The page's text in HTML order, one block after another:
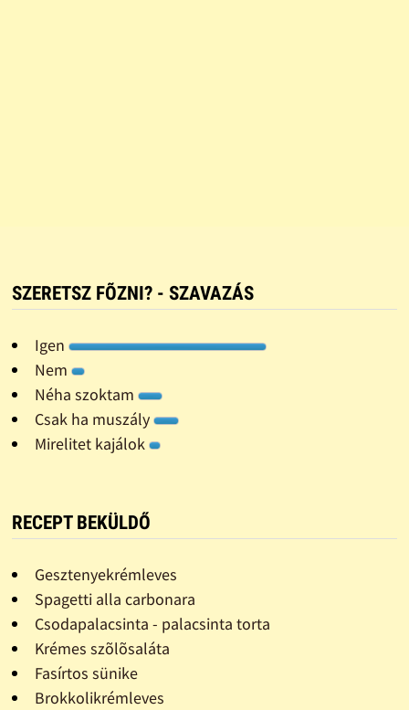
SZERETSZ FÕZNI? - SZAVAZÁS
Igen
Nem
Néha szoktam
Csak ha muszály
Mirelitet kajálok
RECEPT BEKÜLDŐ
Gesztenyekrémleves
Spagetti alla carbonara
Csodapalacsinta - palacsinta torta
Krémes szõlõsaláta
Fasírtos sünike
Brokkolikrémleves